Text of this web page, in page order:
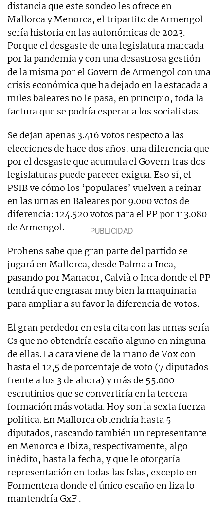
distancia que este sondeo les ofrece en
Mallorca y Menorca, el tripartito de Armengol
sería historia en las autonómicas de 2023.
Porque el desgaste de una legislatura marcada
por la pandemia y con una desastrosa gestión
de la misma por el Govern de Armengol con una
crisis económica que ha dejado en la estacada a
miles baleares no le pasa, en principio, toda la
factura que se podría esperar a los socialistas.
Se dejan apenas 3.416 votos respecto a las
elecciones de hace dos años, una diferencia que
por el desgaste que acumula el Govern tras dos
legislaturas puede parecer exigua. Eso sí, el
PSIB ve cómo los ‘populares’ vuelven a reinar
en las urnas en Baleares por 9.000 votos de
diferencia: 124.520 votos para el PP por 113.080
de Armengol.
Prohens sabe que gran parte del partido se
jugará en Mallorca, desde Palma a Inca,
pasando por Manacor, Calvià o Inca donde el PP
tendrá que engrasar muy bien la maquinaria
para ampliar a su favor la diferencia de votos.
El gran perdedor en esta cita con las urnas sería
Cs que no obtendría escaño alguno en ninguna
de ellas. La cara viene de la mano de Vox con
hasta el 12,5 de porcentaje de voto (7 diputados
frente a los 3 de ahora) y más de 55.000
escrutinios que se convertiría en la tercera
formación más votada. Hoy son la sexta fuerza
política. En Mallorca obtendría hasta 5
diputados, rascando también un representante
en Menorca e Ibiza, respectivamente, algo
inédito, hasta la fecha, y que le otorgaría
representación en todas las Islas, excepto en
Formentera donde el único escaño en liza lo
mantendría GxF .